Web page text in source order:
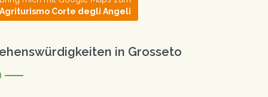
Agriturismo Corte degli Angeli
in Grosseto